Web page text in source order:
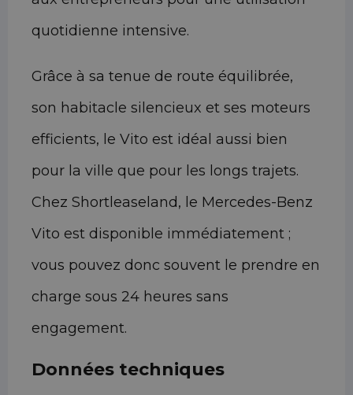
quotidienne intensive.
Grâce à sa tenue de route équilibrée,
son habitacle silencieux et ses moteurs
efficients, le Vito est idéal aussi bien
pour la ville que pour les longs trajets.
Chez Shortleaseland, le Mercedes-Benz
Vito est disponible immédiatement ;
vous pouvez donc souvent le prendre en
charge sous 24 heures sans
engagement.
Données techniques